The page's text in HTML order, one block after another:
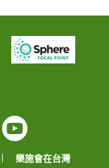
YouTube
樂施會在台灣